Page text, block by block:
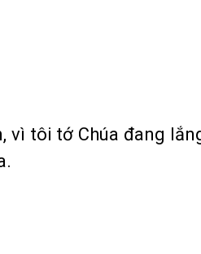
vì tôi tớ Chúa đang